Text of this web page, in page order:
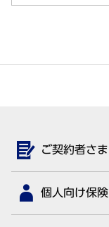
ご契約者さま
個人向け保険